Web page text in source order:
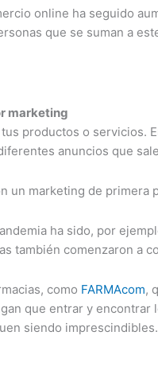
online ha seguido
que se suman a
marketing
productos o servicios.
anuncios que
un marketing de primera
ha sido, por
también comenzaron
como FARMAcom,
que entrar y
siendo imprescindibles.